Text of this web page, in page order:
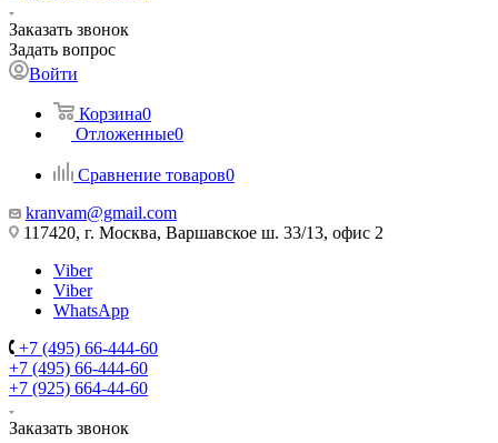
Заказать звонок
Задать вопрос
Войти
Корзина0
Отложенные0
Сравнение товаров0
kranvam@gmail.com
117420, г. Москва, Варшавское ш. 33/13, офис 2
Viber
Viber
WhatsApp
+7 (495) 66-444-60
+7 (495) 66-444-60
+7 (925) 664-44-60
Заказать звонок